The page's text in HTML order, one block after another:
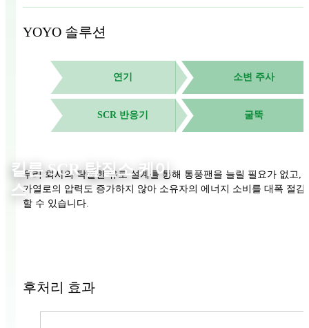
킬른 SCR 탈질소 케이
스
YOYO 솔루션
연기 소변 주사
SCR 반응기 굴뚝
우리 회사의 탁월한 유로 설계를 통해 통풍팬을 늘릴 필요가 없고,
가열로의 압력도 증가하지 않아 소유자의 에너지 소비를 대폭 절감
할 수 있습니다.
후처리 효과